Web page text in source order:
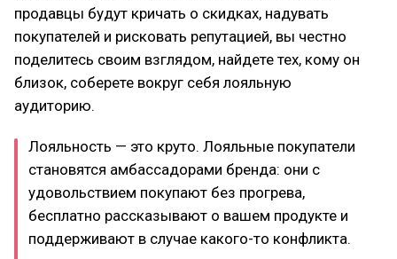
продавцы будут кричать о скидках, надувать
покупателей и рисковать репутацией, вы честно
поделитесь своим взглядом, найдете тех, кому он
близок, соберете вокруг себя лояльную
аудиторию.
Лояльность — это круто. Лояльные покупатели
становятся амбассадорами бренда: они с
удовольствием покупают без прогрева,
бесплатно рассказывают о вашем продукте и
поддерживают в случае какого-то конфликта.